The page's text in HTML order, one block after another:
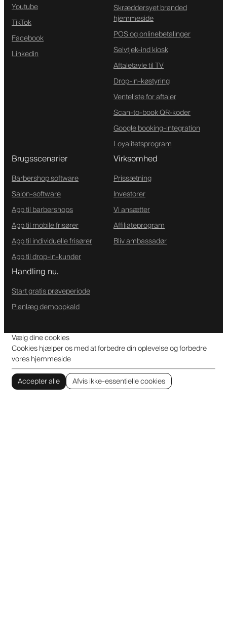
Youtube
TikTok
Facebook
Linkedin
Skræddersyet branded
hjemmeside
POS og onlinebetalinger
Selvtjek-ind kiosk
Aftaletavle til TV
Drop-in-køstyring
Venteliste for aftaler
Scan-to-book QR-koder
Google booking-integration
Loyalitetsprogram
Brugsscenarier
Barbershop software
Salon-software
App til barbershops
App til mobile frisører
App til individuelle frisører
App til drop-in-kunder
Virksomhed
Prissætning
Investorer
Vi ansætter
Affiliateprogram
Bliv ambassadør
Handling nu.
Start gratis prøveperiode
Planlæg demoopkald
Vælg dine cookies
Cookies hjælper os med at forbedre din oplevelse og forbedre
vores hjemmeside
Accepter alle
Afvis ikke-essentielle cookies